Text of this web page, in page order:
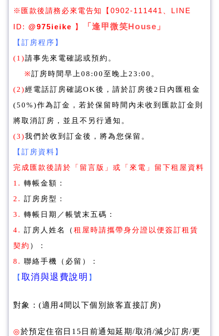
※匯款後請務必來電告知
【 0902-111441 、LINE
ID: @975ieike 】 「逢甲微笑House」
【訂房程序】
(1)請事先來電確認或預約。
※訂房時間早上08:00至晚上23:00。
(2)經電話訂房確認OK後，請於訂房後2日內匯租金
(50%)作為訂金，若於保留時間內未收到匯款訂金則
將取消訂房 ，並且不另行通知。
(3)我們於收到訂金後，將為您保留。
【訂房資料】
完成匯款後請於「留言版」或「來電」留下租屋資料
1. 轉帳金額：
2. 訂房房型：
3. 轉帳日期／帳號末五碼：
4. 訂房 人姓名（ 租屋時請攜帶身分證以便簽訂租賃
契約 ）：
8. 聯絡手機（必留）：
【 取消與退費說明 】
對象：(適用4間以下個別旅客直接訂房)
◎於預定住宿日15日前通知延期/取消/減少訂房/更